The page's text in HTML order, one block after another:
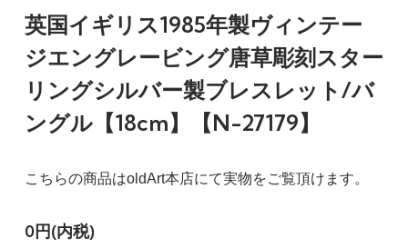
英国イギリス1985年製ヴィンテー
ジエングレービング唐草彫刻スター
リングシルバー製ブレスレット/バ
ングル【18cm】【N-27179】
こちらの商品はoldArt本店にて実物をご覧頂けます。
0円(内税)